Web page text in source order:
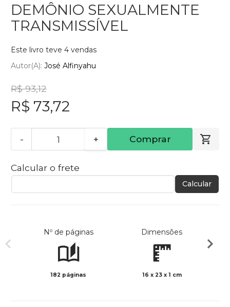
DEMÔNIO SEXUALMENTE
TRANSMISSÍVEL
Este livro teve 4 vendas
Autor(a): José Alfinyahu
R$ 93,12
R$ 73,72
- + Comprar
Calcular o frete
Calcular
Nº de páginas
182 páginas
Dimensões
16 x 23 x 1 cm